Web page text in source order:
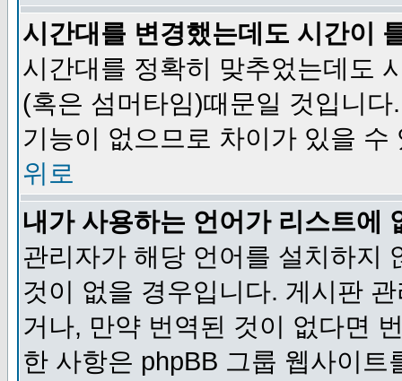
시간대를 변경했는데도 시간이
시간대를 정확히 맞추었는데도
(혹은 섬머타임)때문일 것입니
기능이 없으므로 차이가 있을 수
위로
내가 사용하는 언어가 리스트에
관리자가 해당 언어를 설치하지
것이 없을 경우입니다. 게시판
거나, 만약 번역된 것이 없다면
한 사항은 phpBB 그룹 웹사이